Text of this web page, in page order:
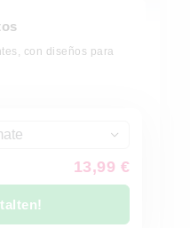
con diseños para
13,99 €